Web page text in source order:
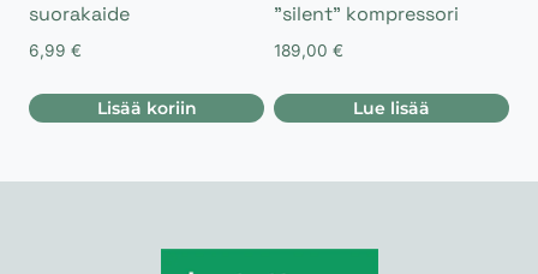
suorakaide
6,99 €
Lisää koriin
”silent” kompressori
189,00 €
Lue lisää